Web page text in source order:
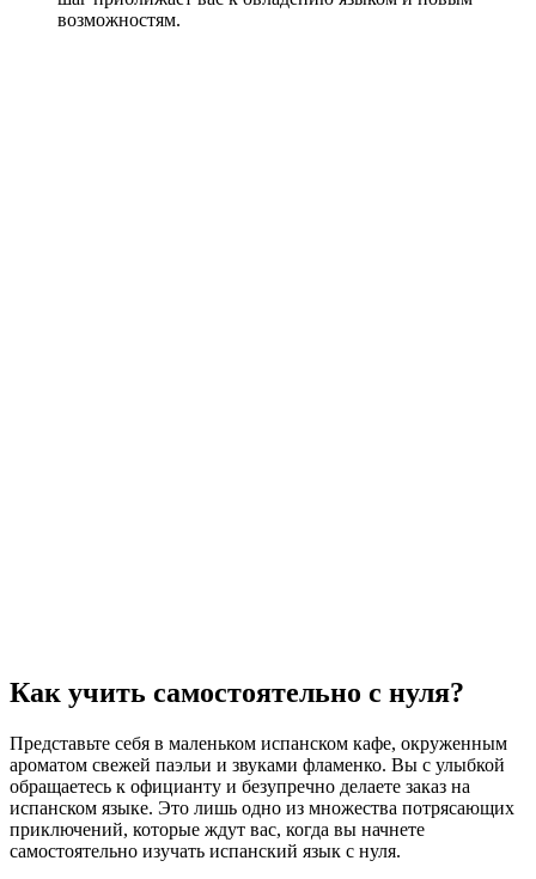
возможностям.
Как учить самостоятельно с нуля?
Представьте себя в маленьком испанском кафе, окруженным
ароматом свежей паэльи и звуками фламенко. Вы с улыбкой
обращаетесь к официанту и безупречно делаете заказ на
испанском языке. Это лишь одно из множества потрясающих
приключений, которые ждут вас, когда вы начнете
самостоятельно изучать испанский язык с нуля.